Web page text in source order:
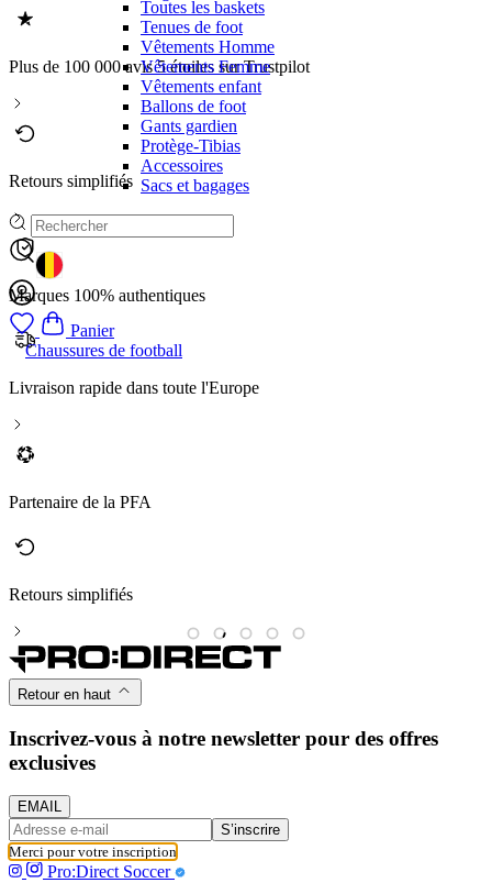
Toutes les baskets
Tenues de foot
Vêtements Homme
Vêtements Femme
Vêtements enfant
Ballons de foot
Gants gardien
Protège-Tibias
Accessoires
Sacs et bagages
GEOLOCATION BUTTON: BELGIQUE
Panier
Chaussures de football
Plus de 100 000 avis 5 étoiles sur Trustpilot
Retours simplifiés
Marques 100% authentiques
Livraison rapide dans toute l'Europe
Partenaire de la PFA
Retours simplifiés
Retour en haut
Inscrivez-vous à notre newsletter pour des offres
exclusives
EMAIL
S’inscrire
Merci pour votre inscription
Pro:Direct Soccer